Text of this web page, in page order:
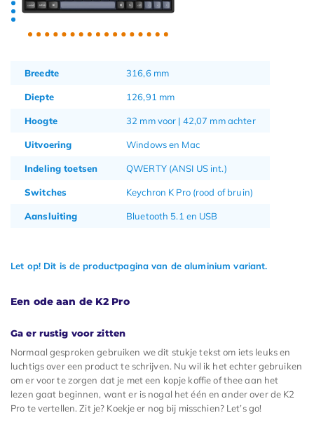
Breedte 316,6 mm
Diepte 126,91 mm
Hoogte 32 mm voor | 42,07 mm achter
Uitvoering Windows en Mac
Indeling toetsen QWERTY (ANSI US int.)
Switches Keychron K Pro (rood of bruin)
Aansluiting Bluetooth 5.1 en USB
Let op! Dit is de productpagina van de aluminium variant.
Een ode aan de K2 Pro
Ga er rustig voor zitten
Normaal gesproken gebruiken we dit stukje tekst om iets leuks en
luchtigs over een product te schrijven. Nu wil ik het echter gebruiken
om er voor te zorgen dat je met een kopje koffie of thee aan het
lezen gaat beginnen, want er is nogal het één en ander over de K2
Pro te vertellen. Zit je? Koekje er nog bij misschien? Let’s go!